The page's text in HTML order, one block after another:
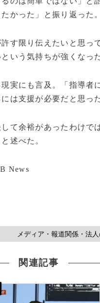
かった」と振り返った。
す限り伝えたいと思っ
いう気持ちが強くなっ
実にも言及。「指導者
は支援が必要だと思っ
て余裕があったわけで
述べた。
News
メディア・報道関係・法
関連記事